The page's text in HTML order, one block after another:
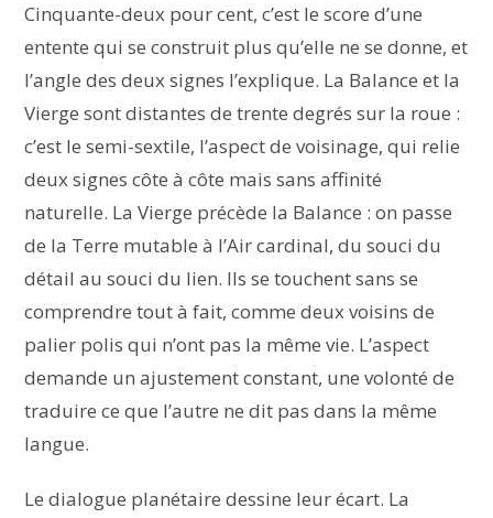
Cinquante-deux pour cent, c’est le score d’une
entente qui se construit plus qu’elle ne se donne, et
l’angle des deux signes l’explique. La Balance et la
Vierge sont distantes de trente degrés sur la roue :
c’est le semi-sextile, l’aspect de voisinage, qui relie
deux signes côte à côte mais sans affinité
naturelle. La Vierge précède la Balance : on passe
de la Terre mutable à l’Air cardinal, du souci du
détail au souci du lien. Ils se touchent sans se
comprendre tout à fait, comme deux voisins de
palier polis qui n’ont pas la même vie. L’aspect
demande un ajustement constant, une volonté de
traduire ce que l’autre ne dit pas dans la même
langue.
Le dialogue planétaire dessine leur écart. La